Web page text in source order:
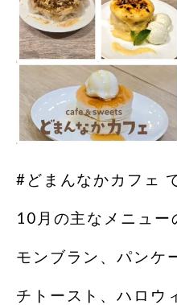
#どまんなかカフェ
10月の主なメニュー
モンブラン、パンケ
チトースト、ハロウ